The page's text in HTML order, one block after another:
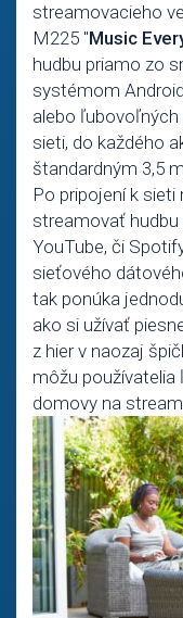
streamovacieho
M225 "Music
hudbu priamo zo
systémom
alebo ľubovoľných
sieti, do každého
štandardným 3,5
Po pripojení k
streamovať hudbu
YouTube, či
sieťového
tak ponúka
ako si užívať
z hier v naozaj
môžu
domovy na